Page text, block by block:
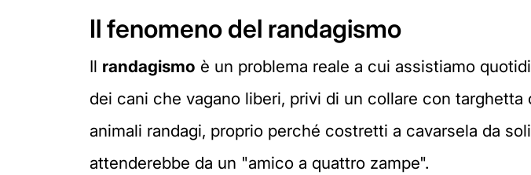
Il fenomeno del randagismo
Il randagismo è un problema reale a cui assistiamo
dei cani che vagano liberi, privi di un collare con
animali randagi, proprio perché costretti a cavarsela da
attenderebbe da un "amico a quattro zampe".